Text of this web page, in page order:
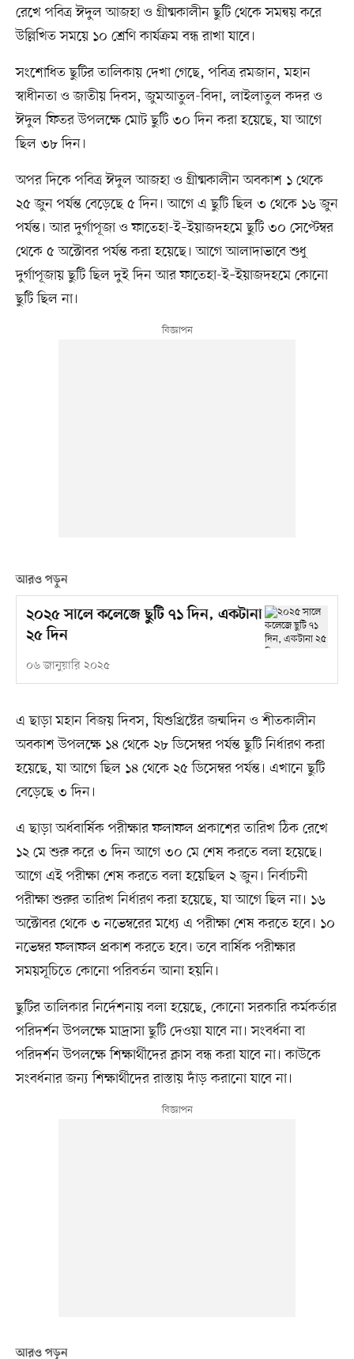
রেখে পবিত্র ঈদুল আজহা ও গ্রীষ্মকালীন ছুটি থেকে সমন্বয় করে
উল্লিখিত সময়ে ১০ শ্রেণি কার্যক্রম বন্ধ রাখা যাবে।
সংশোধিত ছুটির তালিকায় দেখা গেছে, পবিত্র রমজান, মহান
স্বাধীনতা ও জাতীয় দিবস, জুমআতুল-বিদা, লাইলাতুল কদর ও
ঈদুল ফিতর উপলক্ষে মোট ছুটি ৩০ দিন করা হয়েছে, যা আগে
ছিল ৩৮ দিন।
অপর দিকে পবিত্র ঈদুল আজহা ও গ্রীষ্মকালীন অবকাশ ১ থেকে
২৫ জুন পর্যন্ত বেড়েছে ৫ দিন। আগে এ ছুটি ছিল ৩ থেকে ১৬ জুন
পর্যন্ত। আর দুর্গাপূজা ও ফাতেহা-ই–ইয়াজদহমে ছুটি ৩০ সেপ্টেম্বর
থেকে ৫ অক্টোবর পর্যন্ত করা হয়েছে। আগে আলাদাভাবে শুধু
দুর্গাপূজায় ছুটি ছিল দুই দিন আর ফাতেহা-ই–ইয়াজদহমে কোনো
ছুটি ছিল না।
আরও পড়ুন
২০২৫ সালে কলেজে ছুটি ৭১ দিন, একটানা
২৫ দিন
০৬ জানুয়ারি ২০২৫
এ ছাড়া মহান বিজয় দিবস, যিশুখ্রিষ্টের জন্মদিন ও শীতকালীন
অবকাশ উপলক্ষে ১৪ থেকে ২৮ ডিসেম্বর পর্যন্ত ছুটি নির্ধারণ করা
হয়েছে, যা আগে ছিল ১৪ থেকে ২৫ ডিসেম্বর পর্যন্ত। এখানে ছুটি
বেড়েছে ৩ দিন।
এ ছাড়া অর্ধবার্ষিক পরীক্ষার ফলাফল প্রকাশের তারিখ ঠিক রেখে
১২ মে শুরু করে ৩ দিন আগে ৩০ মে শেষ করতে বলা হয়েছে।
আগে এই পরীক্ষা শেষ করতে বলা হয়েছিল ২ জুন। নির্বাচনী
পরীক্ষা শুরুর তারিখ নির্ধারণ করা হয়েছে, যা আগে ছিল না। ১৬
অক্টোবর থেকে ৩ নভেম্বরের মধ্যে এ পরীক্ষা শেষ করতে হবে। ১০
নভেম্বর ফলাফল প্রকাশ করতে হবে। তবে বার্ষিক পরীক্ষার
সময়সূচিতে কোনো পরিবর্তন আনা হয়নি।
ছুটির তালিকার নির্দেশনায় বলা হয়েছে, কোনো সরকারি কর্মকর্তার
পরিদর্শন উপলক্ষে মাদ্রাসা ছুটি দেওয়া যাবে না। সংবর্ধনা বা
পরিদর্শন উপলক্ষে শিক্ষার্থীদের ক্লাস বন্ধ করা যাবে না। কাউকে
সংবর্ধনার জন্য শিক্ষার্থীদের রাস্তায় দাঁড় করানো যাবে না।
আরও পড়ুন